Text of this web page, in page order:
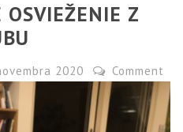
Z
2020 Comment